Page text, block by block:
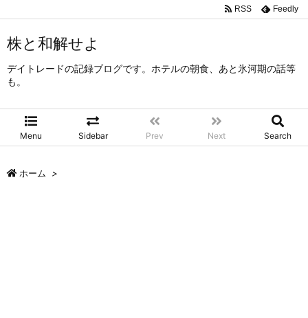
株と和解せよ
デイトレードの記録ブログです。ホテルの朝食、あと氷河期の話等
も。
Menu Sidebar Prev Next Search
RSS Feedly
ホーム >